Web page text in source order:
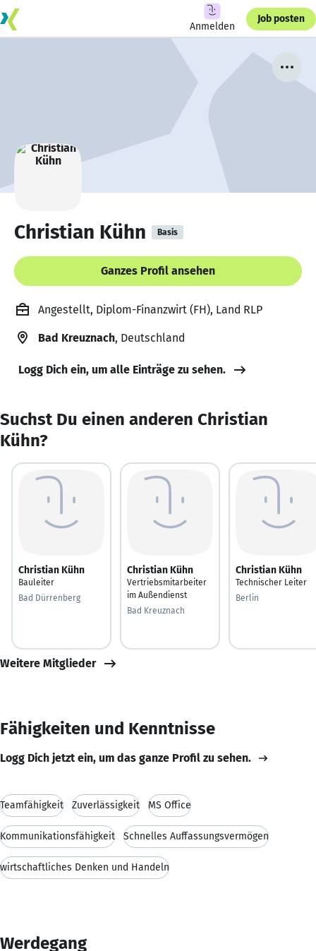
Anmelden
Job posten
Christian Kühn Basis
Ganzes Profil ansehen
Angestellt, Diplom-Finanzwirt (FH), Land RLP
Bad Kreuznach, Deutschland
Logg Dich ein, um alle Einträge zu sehen.
Suchst Du einen anderen Christian
Kühn?
Christian Kühn
Bauleiter
Bad Dürrenberg
Christian Kühn
Vertriebsmitarbeiter
im Außendienst
Bad Kreuznach
Christian Kühn
Technischer Leiter
Berlin
Weitere Mitglieder
Fähigkeiten und Kenntnisse
Logg Dich jetzt ein, um das ganze Profil zu sehen.
Teamfähigkeit Zuverlässigkeit MS Office
Kommunikationsfähigkeit Schnelles Auffassungsvermögen
wirtschaftliches Denken und Handeln
Werdegang